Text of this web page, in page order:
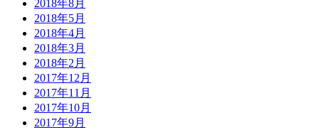
2018年8月
2018年5月
2018年4月
2018年3月
2018年2月
2017年12月
2017年11月
2017年10月
2017年9月